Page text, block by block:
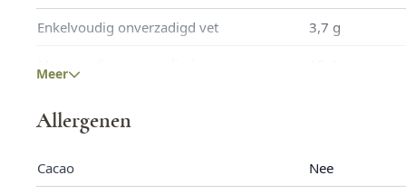
Enkelvoudig onverzadigd vet 3,7 g
Waarvan suikers
Eiwitten 7,5 g
Meer
Allergenen
Cacao Nee